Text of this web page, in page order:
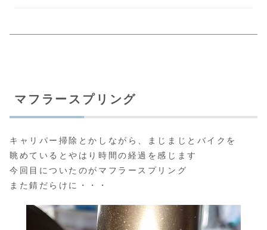
マフラースプリング
キャリパー掃除とかしながら、まじまじとバイクを
眺めているとやはり時間の経過を感じます
今回目についたのがマフラースプリング
また錆だらけに・・・